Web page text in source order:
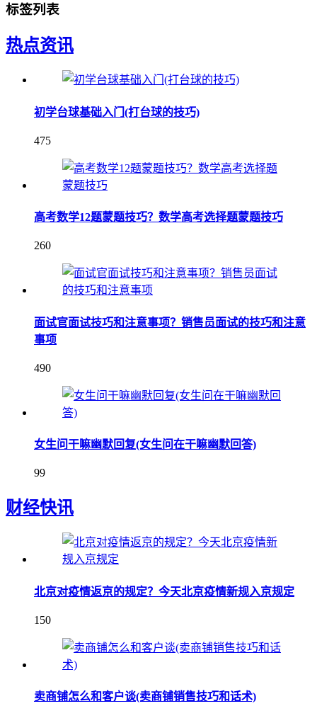
标签列表
热点资讯
初学台球基础入门(打台球的技巧)
475
高考数学12题蒙题技巧？数学高考选择题蒙题技巧
260
面试官面试技巧和注意事项？销售员面试的技巧和注意
事项
490
女生问干嘛幽默回复(女生问在干嘛幽默回答)
99
财经快讯
北京对疫情返京的规定？今天北京疫情新规入京规定
150
卖商铺怎么和客户谈(卖商铺销售技巧和话术)